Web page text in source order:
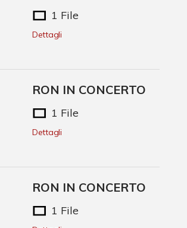
1 File
Dettagli
RON IN CONCERTO
1 File
Dettagli
RON IN CONCERTO
1 File